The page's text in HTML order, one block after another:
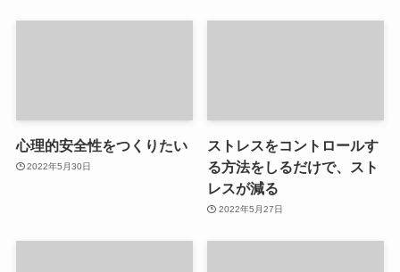
心理的安全性をつくりたい
2022年5月30日
ストレスをコントロールす
る方法をしるだけで、スト
レスが減る
2022年5月27日